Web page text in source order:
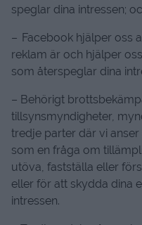
speglar dina intressen;
– Facebook hjälper oss
reklam är och hjälper
som återspeglar dina
– Behörigt
tillsynsmyndigheter,
tredje parter där vi
som en fråga om
utöva, fastställa eller
eller för att skydda dina
intressen.